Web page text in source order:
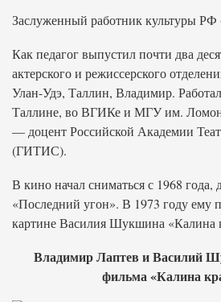
Заслуженный работник культуры РФ
Как педагог выпустил почти два
актерского и режиссерского
Улан-Удэ, Таллин, Владимир.
Таллине, во ВГИКе и МГУ им.
— доцент Российской Академии
(ГИТИС).
В кино начал сниматься с 1968
«Последний угон». В 1973 году ему
картине Василия Шукшина «Калина
Владимир Лаптев и Василий
фильма «Калина